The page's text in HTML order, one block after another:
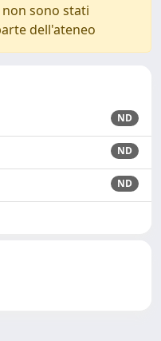
sono stati
dell'ateneo
ND
ND
ND